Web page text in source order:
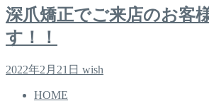
深爪矯正でご来店のお客
す！！
2022年2月21日 wish
HOME